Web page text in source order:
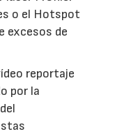
o el Hotspot
excesos de
reportaje
por la